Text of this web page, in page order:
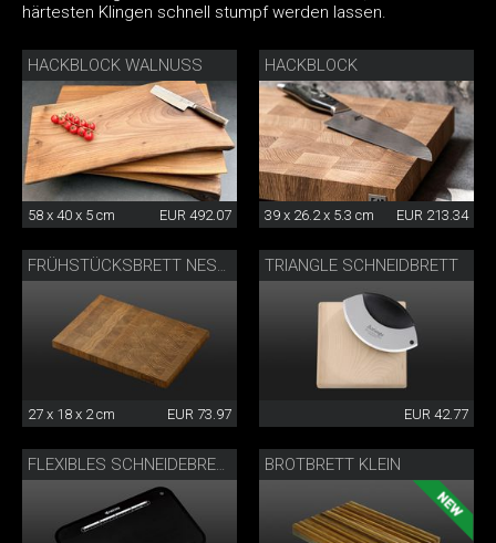
härtesten Klingen schnell stumpf werden lassen.
HACKBLOCK WALNUSS
58 x 40 x 5 cm EUR 492.07
HACKBLOCK
39 x 26.2 x 5.3 cm EUR 213.34
27 x 18 x 2 cm EUR 73.97
TRIANGLE SCHNEIDBRETT
EUR 42.77
FLEXIBLES SCHNEIDEBRETT BROTBRETT KLEIN